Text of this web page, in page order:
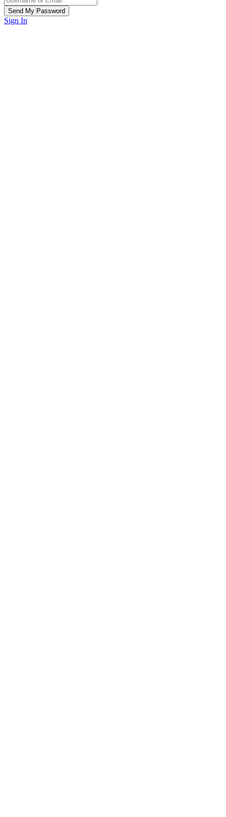
Sign In